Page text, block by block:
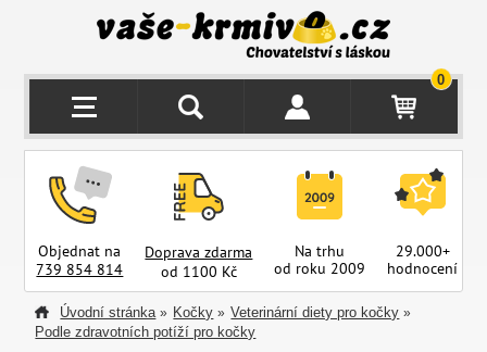
0
Objednat na
739 854 814
Doprava zdarma
od 1100 Kč
Na trhu
od roku 2009
29.000+
hodnocení
Úvodní stránka » Kočky » Veterinární diety pro kočky »
Podle zdravotních potíží pro kočky